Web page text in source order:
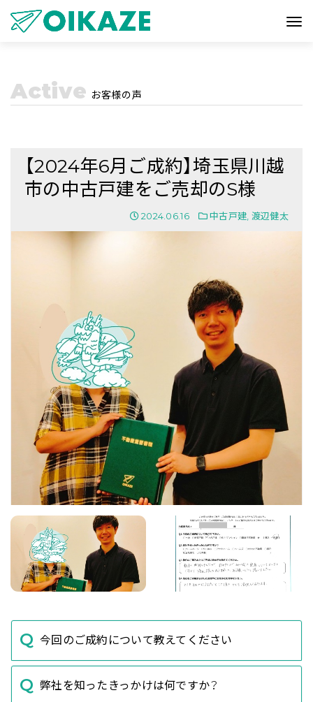
Active お客様の声
【2024年6月ご成約】埼玉県川越
市の中古戸建をご売却のS様
2024.06.16 中古戸建 渡辺健太
今回のご成約について教えてください
弊社を知ったきっかけは何ですか？